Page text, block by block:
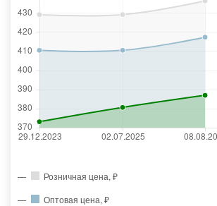
Розничная цена, ₽
Оптовая цена, ₽